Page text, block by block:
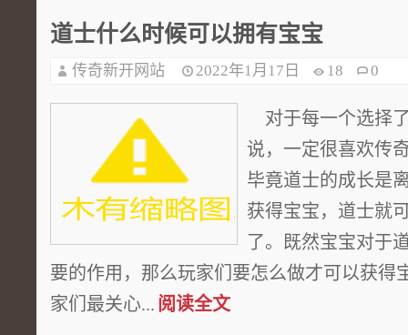
道士什么时候可以拥有宝宝
传奇新开网站 2022年1月17日 18 0
对于每一个选择
说，一定很喜欢传
毕竟道士的成长是
获得宝宝，道士就
了。既然宝宝对于
要的作用，那么玩家们要怎么做才可以获得
家们最关心... 阅读全文